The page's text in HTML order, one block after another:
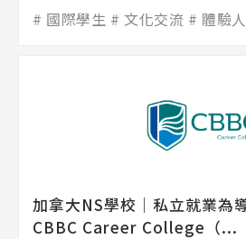
國際學生 文化交流 體驗
加拿大NS學校│私立就業為
CBBC Career College（...